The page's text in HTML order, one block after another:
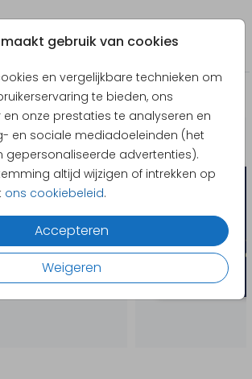
gebruik van cookies
en vergelijkbare technieken om
te bieden, ons
en onze prestaties te analyseren en
en sociale mediadoeleinden (het
gepersonaliseerde advertenties).
altijd wijzigen of intrekken op
ons cookiebeleid.
Accepteren
Weigeren
stijl